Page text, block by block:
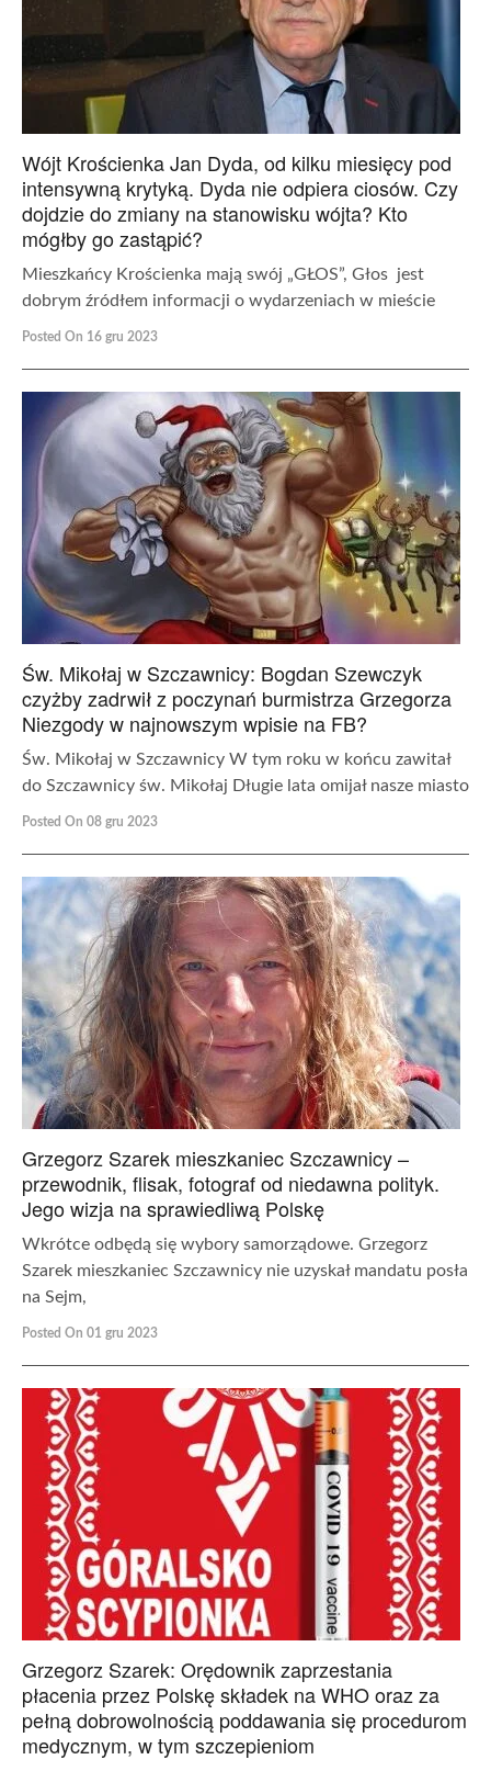
Wójt Krościenka Jan Dyda, od kilku miesięcy pod
intensywną krytyką. Dyda nie odpiera ciosów. Czy
dojdzie do zmiany na stanowisku wójta? Kto
mógłby go zastąpić?
Mieszkańcy Krościenka mają swój „GŁOS”, Głos jest
dobrym źródłem informacji o wydarzeniach w mieście
Posted On 16 gru 2023
Św. Mikołaj w Szczawnicy: Bogdan Szewczyk
czyżby zadrwił z poczynań burmistrza Grzegorza
Niezgody w najnowszym wpisie na FB?
Św. Mikołaj w Szczawnicy W tym roku w końcu zawitał
do Szczawnicy św. Mikołaj Długie lata omijał nasze miasto
Posted On 08 gru 2023
Grzegorz Szarek mieszkaniec Szczawnicy –
przewodnik, flisak, fotograf od niedawna polityk.
Jego wizja na sprawiedliwą Polskę
Wkrótce odbędą się wybory samorządowe. Grzegorz
Szarek mieszkaniec Szczawnicy nie uzyskał mandatu posła
na Sejm,
Posted On 01 gru 2023
Grzegorz Szarek: Orędownik zaprzestania
płacenia przez Polskę składek na WHO oraz za
pełną dobrowolnością poddawania się procedurom
medycznym, w tym szczepieniom